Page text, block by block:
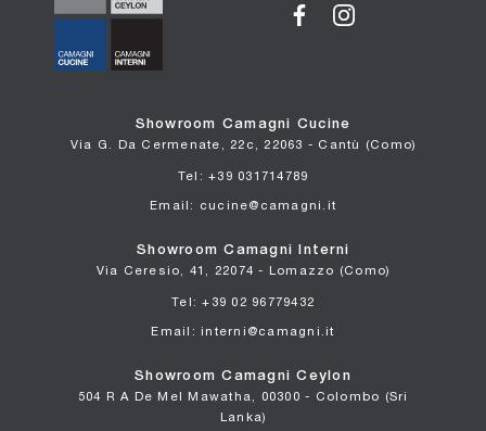
Showroom Camagni Cucine
Via G. Da Cermenate, 22c, 22063 - Cantù (Como)
Tel: +39 031714789
Email: cucine@camagni.it
Showroom Camagni Interni
Via Ceresio, 41, 22074 - Lomazzo (Como)
Tel: +39 02 96779432
Email: interni@camagni.it
Showroom Camagni Ceylon
504 R A De Mel Mawatha, 00300 - Colombo (Sri
Lanka)